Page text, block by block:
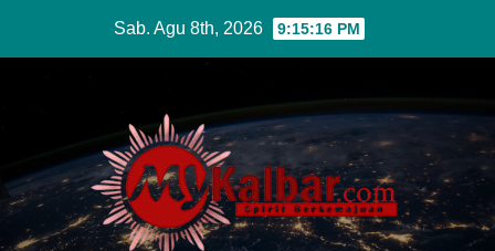
Sab. Agu 8th, 2026 9:15:17 PM